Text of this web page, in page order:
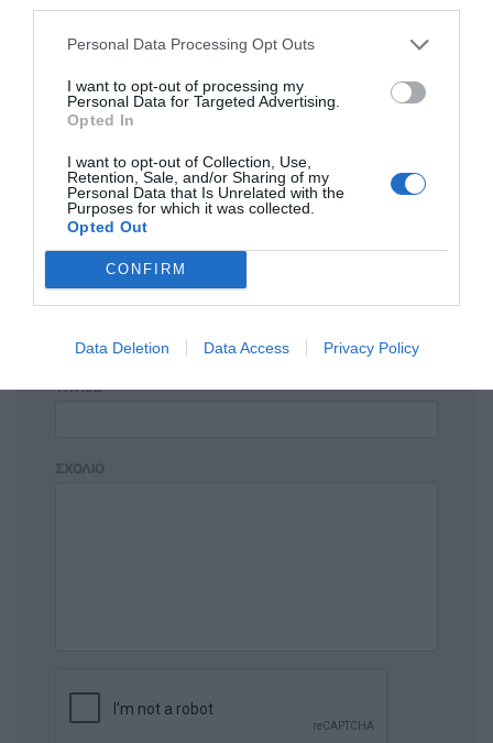
Personal Data Processing Opt Outs
I want to opt-out of processing my
Personal Data for Targeted Advertising.
Opted In
I want to opt-out of Collection, Use,
Retention, Sale, and/or Sharing of my
Personal Data that Is Unrelated with the
Purposes for which it was collected.
Opted Out
CONFIRM
Data Deletion Data Access Privacy Policy
Η ανωνυμία είναι το καλύτερο κρησφύγετο δειλίας και
Σχόλια 0
Πρόσθεσε ένα σχόλιο
ΟΝΟΜΑ
ΤΙΤΛΟΣ
ΣΧΟΛΙΟ